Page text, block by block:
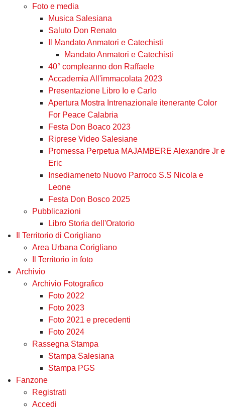
Foto e media
Musica Salesiana
Saluto Don Renato
Il Mandato Anmatori e Catechisti
Mandato Anmatori e Catechisti
40° compleanno don Raffaele
Accademia All'immacolata 2023
Presentazione Libro Io e Carlo
Apertura Mostra Intrenazionale itenerante Color
For Peace Calabria
Festa Don Boaco 2023
Riprese Video Salesiane
Promessa Perpetua MAJAMBERE Alexandre Jr e
Eric
Insediameneto Nuovo Parroco S.S Nicola e
Leone
Festa Don Bosco 2025
Pubblicazioni
Libro Storia dell'Oratorio
Il Territorio di Corigliano
Area Urbana Corigliano
Il Territorio in foto
Archivio
Archivio Fotografico
Foto 2022
Foto 2023
Foto 2021 e precedenti
Foto 2024
Rassegna Stampa
Stampa Salesiana
Stampa PGS
Fanzone
Registrati
Accedi